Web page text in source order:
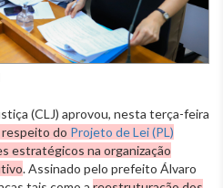
(CLJ) aprovou, nesta terça-feira
respeito do Projeto de Lei (PL)
estratégicos na organização
. Assinado pelo prefeito Álvaro